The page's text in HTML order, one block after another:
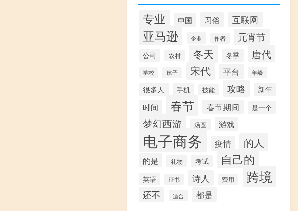
专业 中国 习俗 互联网
亚马逊 企业 作者 元宵节
公司 农村 冬天 冬季 唐代
学校 孩子 宋代 平台 年龄
很多人 手机 技能 攻略 新年
时间 春节 春节期间 是一个
梦幻西游 汤圆 游戏
电子商务 疫情 的人
的是 礼物 考试 自己的
英语 证书 诗人 费用 跨境
还不 适合 都是